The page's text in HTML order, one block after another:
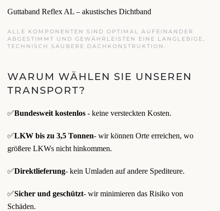
Guttaband Reflex AL – akustisches Dichtband
ALLE KOMPONENTEN SIND OPTIMAL AUFEINANDER
ABGESTIMMT UND GEWÄHRLEISTEN EINE LANGLEBIGE,
TECHNISCH SAUBERE DACHKONSTRUKTION.
WARUM WÄHLEN SIE UNSEREN
TRANSPORT?
✅Bundesweit kostenlos - keine versteckten Kosten.
✅LKW bis zu 3,5 Tonnen- wir können Orte erreichen, wo
größere LKWs nicht hinkommen.
✅Direktlieferung- kein Umladen auf andere Spediteure.
✅Sicher und geschützt- wir minimieren das Risiko von
Schäden.